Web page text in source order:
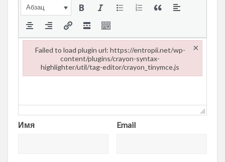
Абзац
Имя Email
Failed to load plugin url: https://entropii.net/wp-
content/plugins/crayon-syntax-
highlighter/util/tag-editor/crayon_tinymce.js
×
Failed to load plugin url: https://entropii.net/wp-content/